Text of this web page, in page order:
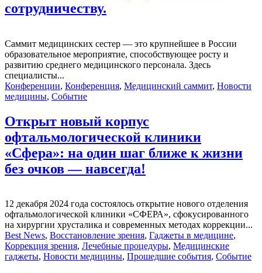
сотрудничеству.
Саммит медицинских сестер — это крупнейшее в России
образовательное мероприятие, способствующее росту и
развитию среднего медицинского персонала. Здесь
специалисты...
Конференции, Конференция, Медицинский саммит, Новости
медицины, Событие
Открыт новый корпус
офтальмологической клиники
«Сфера»: на один шаг ближе к жизни
без очков — навсегда!
12 декабря 2024 года состоялось открытие нового отделения
офтальмологической клиники «СФЕРА», сфокусированного
на хирургии хрусталика и современных методах коррекции...
Best News, Восстановление зрения, Гаджеты в медицине,
Коррекция зрения, Лечебные процедуры, Медицинские
гаджеты, Новости медицины, Прошедшие события, Событие